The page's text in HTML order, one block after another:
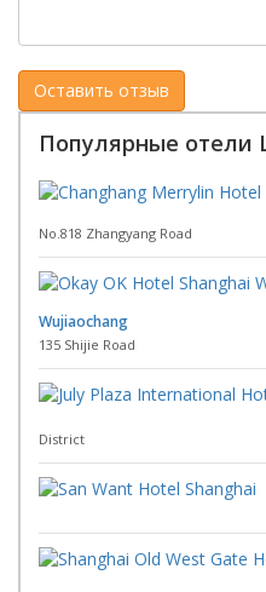
Популярные отели
No.818 Zhangyang Road
Wujiaochang
135 Shijie Road
District